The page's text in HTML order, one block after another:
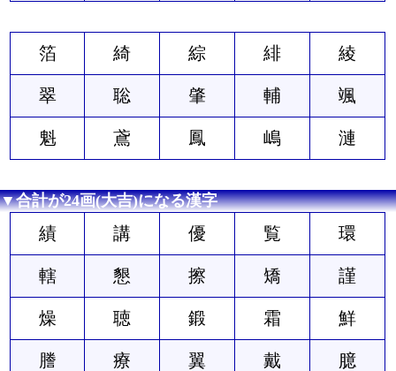
箔 綺 綜 緋 綾
翠 聡 肇 輔 颯
魁 鳶 鳳 嶋 漣
▼合計が24画(大吉)になる漢字
績 講 優 覧 環
轄 懇 擦 矯 謹
燥 聴 鍛 霜 鮮
謄 療 翼 戴 臆